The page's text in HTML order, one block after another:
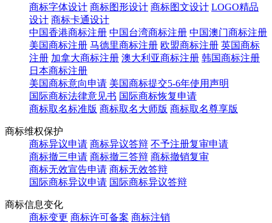
商标字体设计 商标图形设计 商标图文设计 LOGO精品
设计 商标卡通设计
中国香港商标注册 中国台湾商标注册 中国澳门商标注册
美国商标注册 马德里商标注册 欧盟商标注册 英国商标
注册 加拿大商标注册 澳大利亚商标注册 韩国商标注册
日本商标注册
美国商标意向申请 美国商标提交5-6年使用声明
国际商标法律意见书 国际商标恢复申请
商标取名标准版 商标取名大师版 商标取名尊享版
商标维权保护
商标异议申请 商标异议答辩 不予注册复审申请
商标撤三申请 商标撤三答辩 商标撤销复审
商标无效宣告申请 商标无效答辩
国际商标异议申请 国际商标异议答辩
商标信息变化
商标变更 商标许可备案 商标注销